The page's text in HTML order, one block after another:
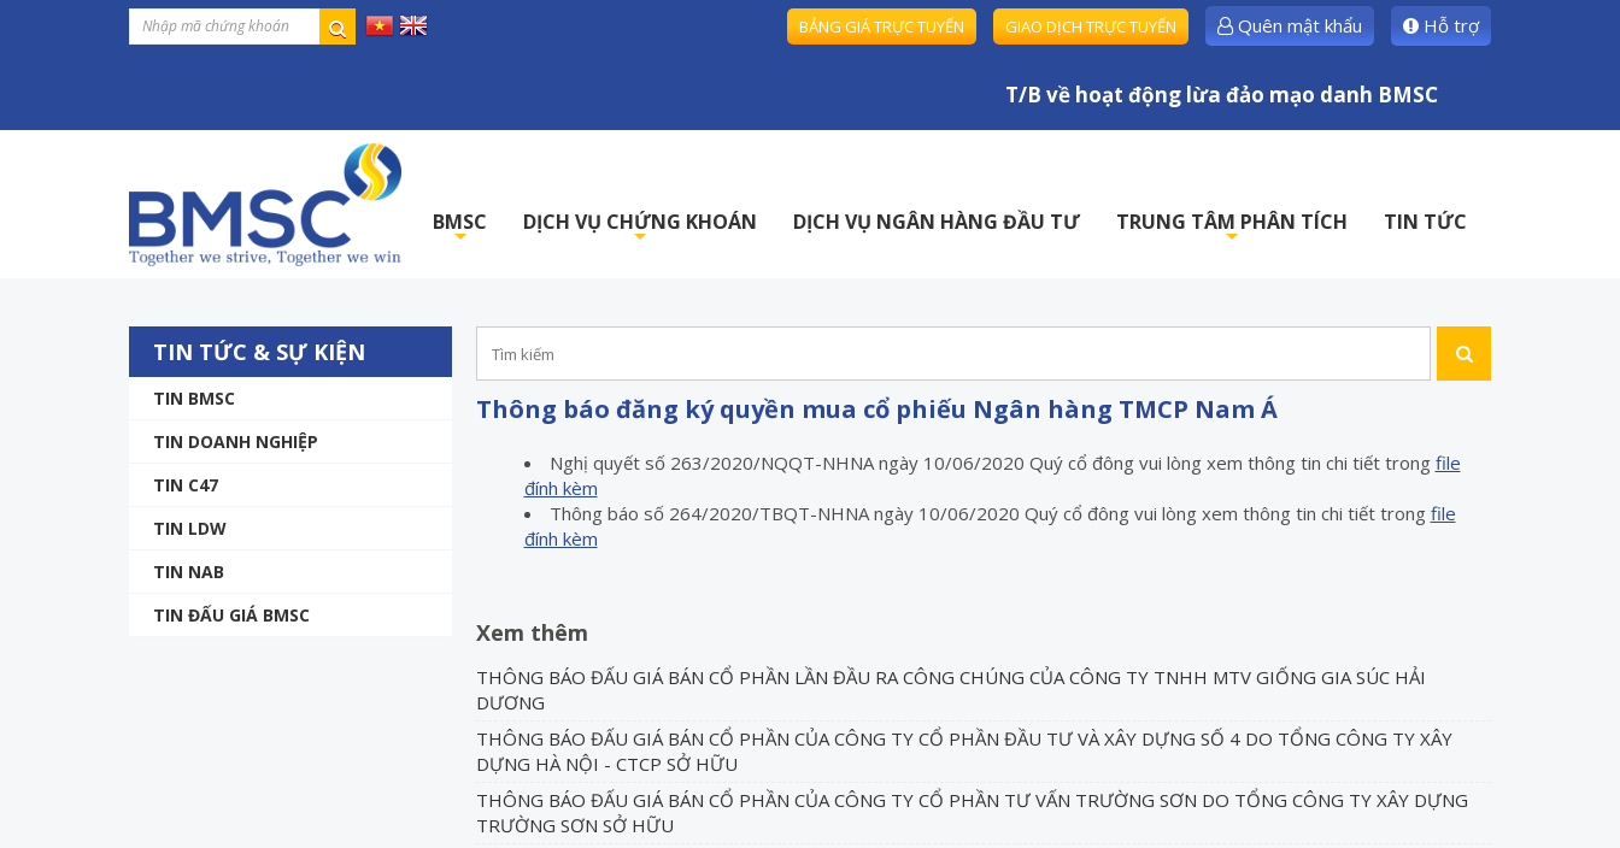
BẢNG GIÁ TRỰC TUYẾN GIAO DỊCH TRỰC TUYẾN Quên mật khẩu Hỗ trợ
T/B về hoạt động lừa đảo mạo danh BMSC
BMSC DỊCH VỤ CHỨNG KHOÁN DỊCH VỤ NGÂN HÀNG ĐẦU TƯ TRUNG TÂM PHÂN TÍCH TIN TỨC
TIN TỨC & SỰ KIỆN
TIN BMSC
TIN DOANH NGHIỆP
TIN C47
TIN LDW
TIN NAB
TIN ĐẤU GIÁ BMSC
Thông báo đăng ký quyền mua cổ phiếu Ngân hàng TMCP Nam Á
Nghị quyết số 263/2020/NQQT-NHNA ngày 10/06/2020 Quý cổ đông vui lòng xem thông tin chi tiết trong file
đính kèm
Thông báo số 264/2020/TBQT-NHNA ngày 10/06/2020 Quý cổ đông vui lòng xem thông tin chi tiết trong file
đính kèm
Xem thêm
THÔNG BÁO ĐẤU GIÁ BÁN CỔ PHẦN LẦN ĐẦU RA CÔNG CHÚNG CỦA CÔNG TY TNHH MTV GIỐNG GIA SÚC HẢI
DƯƠNG
THÔNG BÁO ĐẤU GIÁ BÁN CỔ PHẦN CỦA CÔNG TY CỔ PHẦN ĐẦU TƯ VÀ XÂY DỰNG SỐ 4 DO TỔNG CÔNG TY XÂY
DỰNG HÀ NỘI - CTCP SỞ HỮU
THÔNG BÁO ĐẤU GIÁ BÁN CỔ PHẦN CỦA CÔNG TY CỔ PHẦN TƯ VẤN TRƯỜNG SƠN DO TỔNG CÔNG TY XÂY DỰNG
TRƯỜNG SƠN SỞ HỮU